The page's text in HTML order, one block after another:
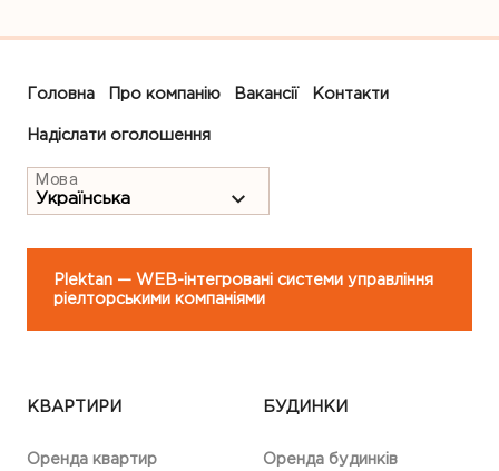
Головна Про компанію Вакансії Контакти
Надіслати оголошення
Мова
Plektan — WEB-інтегровані системи управління
ріелторськими компаніями
КВАРТИРИ
Оренда квартир
БУДИНКИ
Оренда будинків